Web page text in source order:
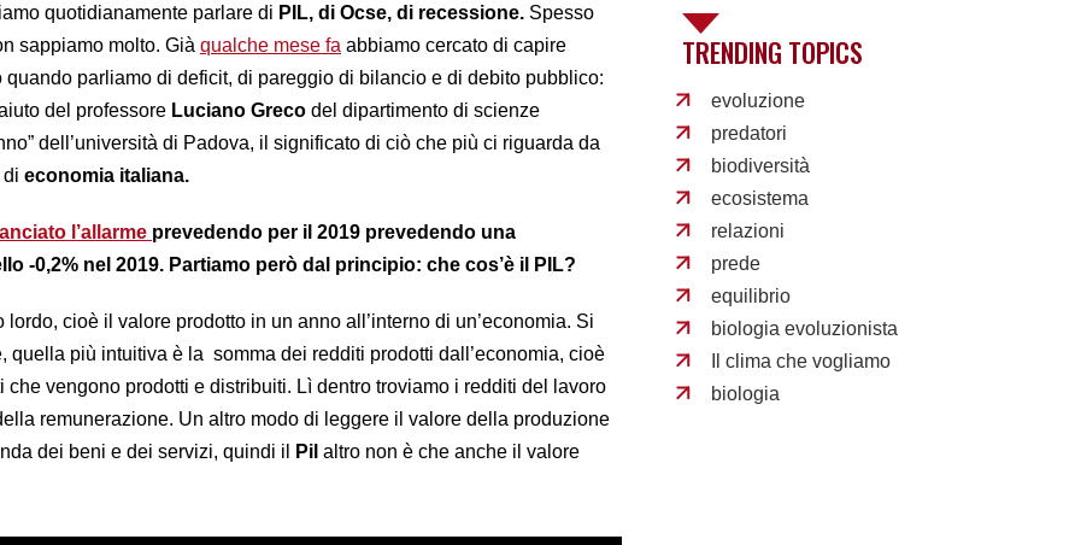
quotidianamente parlare di PIL, di Ocse, di recessione. Spesso
sappiamo molto. Già qualche mese fa abbiamo cercato di capire
quando parliamo di deficit, di pareggio di bilancio e di debito pubblico:
del professore Luciano Greco del dipartimento di scienze
dell’università di Padova, il significato di ciò che più ci riguarda da
economia italiana.
l’allarme prevedendo per il 2019 prevedendo una
-0,2% nel 2019. Partiamo però dal principio: che cos’è il PIL?
lordo, cioè il valore prodotto in un anno all’interno di un’economia. Si
quella più intuitiva è la somma dei redditi prodotti dall’economia, cioè
che vengono prodotti e distribuiti. Lì dentro troviamo i redditi del lavoro
remunerazione. Un altro modo di leggere il valore della produzione
dei beni e dei servizi, quindi il
Pil altro non è che anche il valore
TRENDING TOPICS
evoluzione
predatori
biodiversità
ecosistema
relazioni
prede
equilibrio
biologia evoluzionista
Il clima che vogliamo
biologia